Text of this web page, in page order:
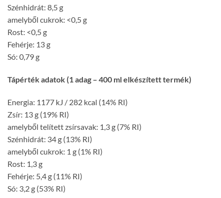
Szénhidrát: 8,5 g
amelyből cukrok: <0,5 g
Rost: <0,5 g
Fehérje: 13 g
Só: 0,79 g
Tápérték adatok (1 adag – 400 ml elkészített termék)
Energia: 1177 kJ / 282 kcal (14% RI)
Zsír: 13 g (19% RI)
amelyből telített zsírsavak: 1,3 g (7% RI)
Szénhidrát: 34 g (13% RI)
amelyből cukrok: 1 g (1% RI)
Rost: 1,3 g
Fehérje: 5,4 g (11% RI)
Só: 3,2 g (53% RI)